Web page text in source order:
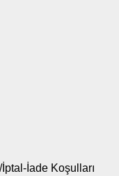
İade Koşulları